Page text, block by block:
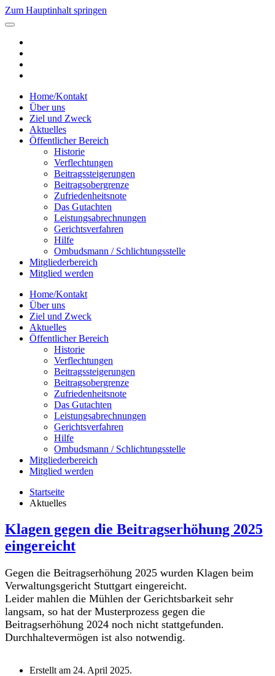
Zum Hauptinhalt springen
Home/Kontakt
Über uns
Ziel und Zweck
Aktuelles
Öffentlicher Bereich
Historie
Verflechtungen
Beitragssteigerungen
Beitragsobergrenze
Zufriedenheitsnote
Das Gutachten
Leistungsabrechnungen
Gerichtsverfahren
Hilfe
Ombudsmann / Schlichtungsstelle
Mitgliederbereich
Mitglied werden
Home/Kontakt
Über uns
Ziel und Zweck
Aktuelles
Öffentlicher Bereich
Historie
Verflechtungen
Beitragssteigerungen
Beitragsobergrenze
Zufriedenheitsnote
Das Gutachten
Leistungsabrechnungen
Gerichtsverfahren
Hilfe
Ombudsmann / Schlichtungsstelle
Mitgliederbereich
Mitglied werden
Startseite
Aktuelles
Klagen gegen die Beitragserhöhung 2025
eingereicht
Gegen die Beitragserhöhung 2025 wurden Klagen beim
Verwaltungsgericht Stuttgart eingereicht.
Leider mahlen die Mühlen der Gerichtsbarkeit sehr
langsam, so hat der Musterprozess gegen die
Beitragserhöhung 2024 noch nicht stattgefunden.
Durchhaltevermögen ist also notwendig.
Erstellt am 24. April 2025.